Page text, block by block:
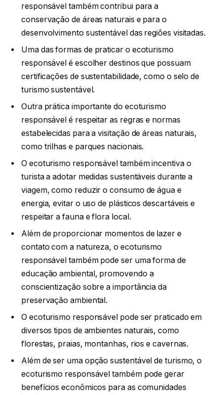
responsável também contribui para a
conservação de áreas naturais e para o
desenvolvimento sustentável das regiões visitadas.
Uma das formas de praticar o ecoturismo
responsável é escolher destinos que possuam
certificações de sustentabilidade, como o selo de
turismo sustentável.
Outra prática importante do ecoturismo
responsável é respeitar as regras e normas
estabelecidas para a visitação de áreas naturais,
como trilhas e parques nacionais.
O ecoturismo responsável também incentiva o
turista a adotar medidas sustentáveis durante a
viagem, como reduzir o consumo de água e
energia, evitar o uso de plásticos descartáveis e
respeitar a fauna e flora local.
Além de proporcionar momentos de lazer e
contato com a natureza, o ecoturismo
responsável também pode ser uma forma de
educação ambiental, promovendo a
conscientização sobre a importância da
preservação ambiental.
O ecoturismo responsável pode ser praticado em
diversos tipos de ambientes naturais, como
florestas, praias, montanhas, rios e cavernas.
Além de ser uma opção sustentável de turismo, o
ecoturismo responsável também pode gerar
benefícios econômicos para as comunidades